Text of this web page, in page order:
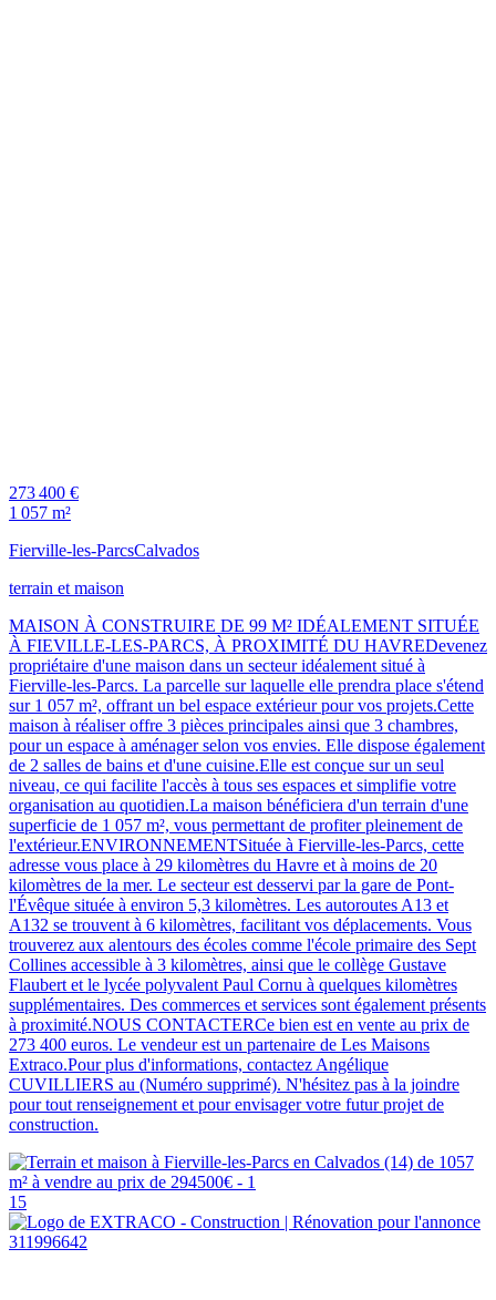
273 400 €
1 057 m²
Fierville-les-ParcsCalvados
terrain et maison
MAISON À CONSTRUIRE DE 99 M² IDÉALEMENT SITUÉE
À FIEVILLE-LES-PARCS, À PROXIMITÉ DU HAVREDevenez
propriétaire d'une maison dans un secteur idéalement situé à
Fierville-les-Parcs. La parcelle sur laquelle elle prendra place s'étend
sur 1 057 m², offrant un bel espace extérieur pour vos projets.Cette
maison à réaliser offre 3 pièces principales ainsi que 3 chambres,
pour un espace à aménager selon vos envies. Elle dispose également
de 2 salles de bains et d'une cuisine.Elle est conçue sur un seul
niveau, ce qui facilite l'accès à tous ses espaces et simplifie votre
organisation au quotidien.La maison bénéficiera d'un terrain d'une
superficie de 1 057 m², vous permettant de profiter pleinement de
l'extérieur.ENVIRONNEMENTSituée à Fierville-les-Parcs, cette
adresse vous place à 29 kilomètres du Havre et à moins de 20
kilomètres de la mer. Le secteur est desservi par la gare de Pont-
l'Évêque située à environ 5,3 kilomètres. Les autoroutes A13 et
A132 se trouvent à 6 kilomètres, facilitant vos déplacements. Vous
trouverez aux alentours des écoles comme l'école primaire des Sept
Collines accessible à 3 kilomètres, ainsi que le collège Gustave
Flaubert et le lycée polyvalent Paul Cornu à quelques kilomètres
supplémentaires. Des commerces et services sont également présents
à proximité.NOUS CONTACTERCe bien est en vente au prix de
273 400 euros. Le vendeur est un partenaire de Les Maisons
Extraco.Pour plus d'informations, contactez Angélique
CUVILLIERS au (Numéro supprimé). N'hésitez pas à la joindre
pour tout renseignement et pour envisager votre futur projet de
construction.
15